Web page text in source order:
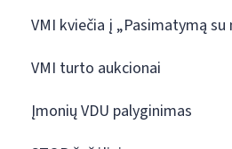
VMI kviečia į „Pasimatymą su
VMI turto aukcionai
Įmonių VDU palyginimas